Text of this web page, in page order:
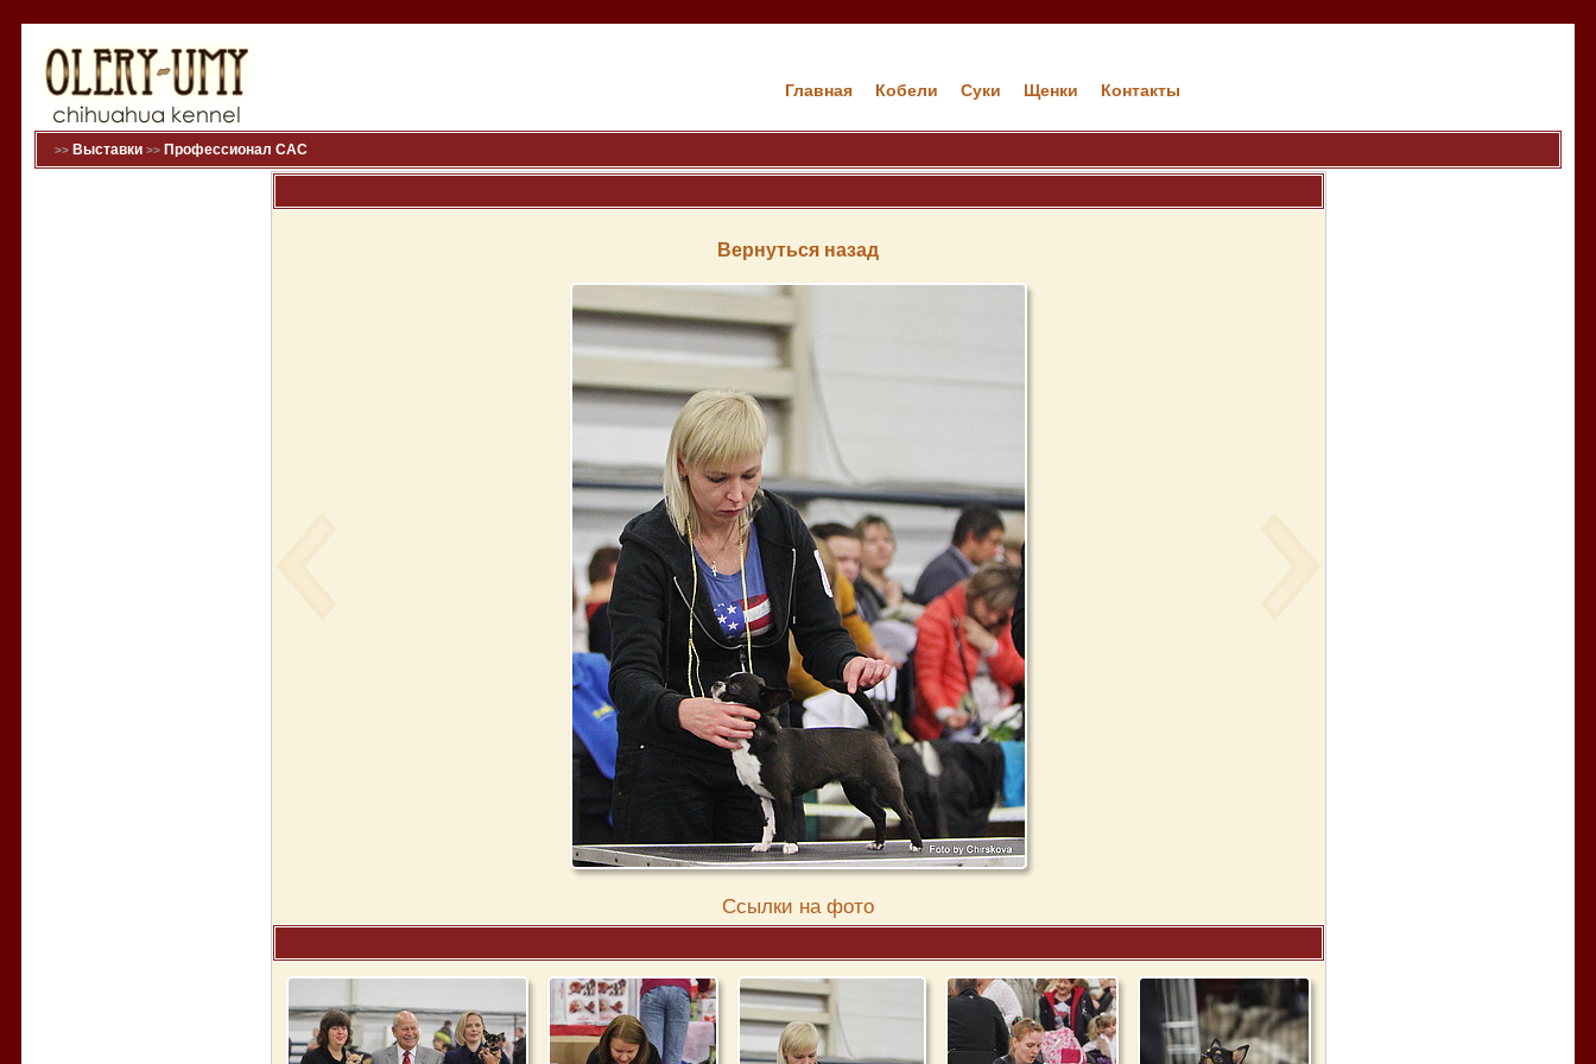
Главная Кобели Cуки Щенки Контакты
>> Выставки >> Профессионал САС
Вернуться назад
Cсылки на фото